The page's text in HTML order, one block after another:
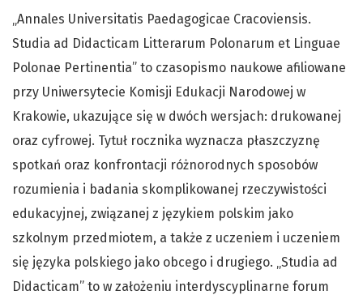
„Annales Universitatis Paedagogicae Cracoviensis.
Studia ad Didacticam Litterarum Polonarum et Linguae
Polonae Pertinentia” to czasopismo naukowe afiliowane
przy Uniwersytecie Komisji Edukacji Narodowej w
Krakowie, ukazujące się w dwóch wersjach: drukowanej
oraz cyfrowej. Tytuł rocznika wyznacza płaszczyznę
spotkań oraz konfrontacji różnorodnych sposobów
rozumienia i badania skomplikowanej rzeczywistości
edukacyjnej, związanej z językiem polskim jako
szkolnym przedmiotem, a także z uczeniem i uczeniem
się języka polskiego jako obcego i drugiego. „Studia ad
Didacticam” to w założeniu interdyscyplinarne forum